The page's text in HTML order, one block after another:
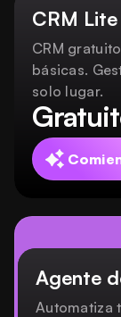
CRM Lite
CRM
básicas.
solo lugar.
Agente
Automatiza